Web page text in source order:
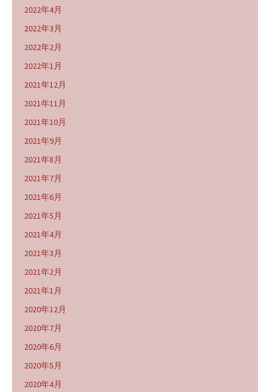
2022年4月
2022年3月
2022年2月
2022年1月
2021年12月
2021年11月
2021年10月
2021年9月
2021年8月
2021年7月
2021年6月
2021年5月
2021年4月
2021年3月
2021年2月
2021年1月
2020年12月
2020年7月
2020年6月
2020年5月
2020年4月